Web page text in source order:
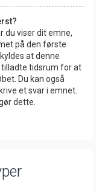
du viser dit emne,
på den første
at denne
tidsrum for at
Du kan også
et svar i emnet.
dette.